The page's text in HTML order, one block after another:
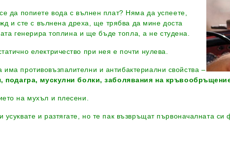
да попиете вода с вълнен плат? Няма да успеете,
и сте с вълнена дреха, ще трябва да мине доста
генерира топлина и ще бъде топла, а не студена.
електричество при нея е почти нулева.
противовъзпалителни и антибактериални свойства –
подагра, мускулни болки, заболявания на
на мухъл и плесени.
и разтягате, но те пак възвръщат първоначалната